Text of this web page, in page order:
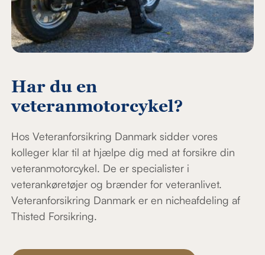
Har du en
veteranmotorcykel?
Hos Veteranforsikring Danmark sidder vores
kolleger klar til at hjælpe dig med at forsikre din
veteranmotorcykel. De er specialister i
veterankøretøjer og brænder for veteranlivet.
Veteranforsikring Danmark er en nicheafdeling af
Thisted Forsikring.